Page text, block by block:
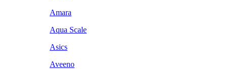
Amara
Aqua Scale
Asics
Aveeno